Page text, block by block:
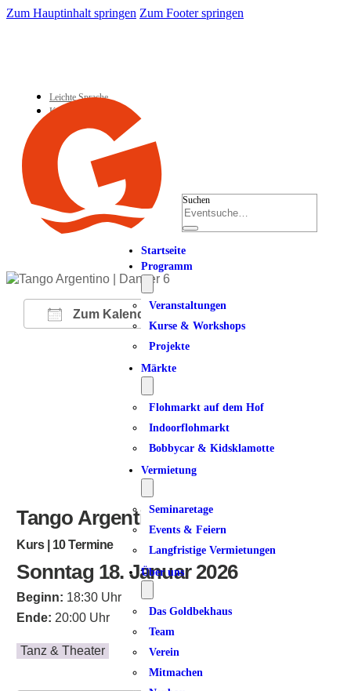
Zum Hauptinhalt springen Zum Footer springen
Leichte Sprache
Kontakt
Suchen
Startseite
Programm
Veranstaltungen
Kurse & Workshops
Projekte
Märkte
Flohmarkt auf dem Hof
Indoorflohmarkt
Bobbycar & Kidsklamotte
Vermietung
Seminaretage
Events & Feiern
Langfristige Vermietungen
Über uns
Das Goldbekhaus
Team
Verein
Mitmachen
Zum Kalender hinzufügen
ICS herunterladen
Google Kalender
iCalendarOffice 365
Tango Argentino | Dancer 6
Kurs | 10 Termine
Sonntag 18. Januar 2026
Beginn: 18:30 Uhr
Ende: 20:00 Uhr
Tanz & Theater